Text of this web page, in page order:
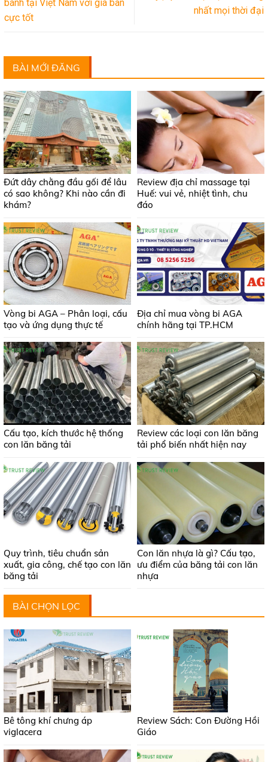
bánh tại Việt Nam với giá bán
cực tốt
nhất mọi thời đại
BÀI MỚI ĐĂNG
Đứt dây chằng đầu gối để lâu
có sao không? Khi nào cần đi
khám?
Review địa chỉ massage tại
Huế: vui vẻ, nhiệt tình, chu
đáo
Vòng bi AGA – Phân loại, cấu
tạo và ứng dụng thực tế
Địa chỉ mua vòng bi AGA
chính hãng tại TP.HCM
Cấu tạo, kích thước hệ thống
con lăn băng tải
Review các loại con lăn băng
tải phổ biến nhất hiện nay
Quy trình, tiêu chuẩn sản
xuất, gia công, chế tạo con lăn
băng tải
Con lăn nhựa là gì? Cấu tạo,
ưu điểm của băng tải con lăn
nhựa
BÀI CHỌN LỌC
Bê tông khí chưng áp
viglacera
Review Sách: Con Đường Hồi
Giáo